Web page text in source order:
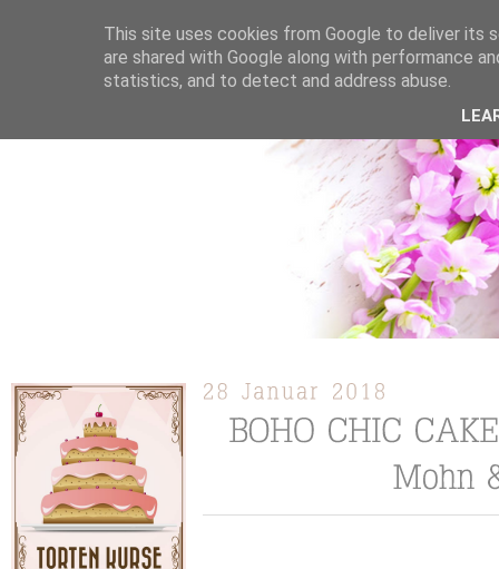
ÜBER MICH KOOPERATION TORTEN / KUCHEN /
This site uses cookies from Google to deliver its
are shared with Google along with performance
statistics, and to detect and address abuse.